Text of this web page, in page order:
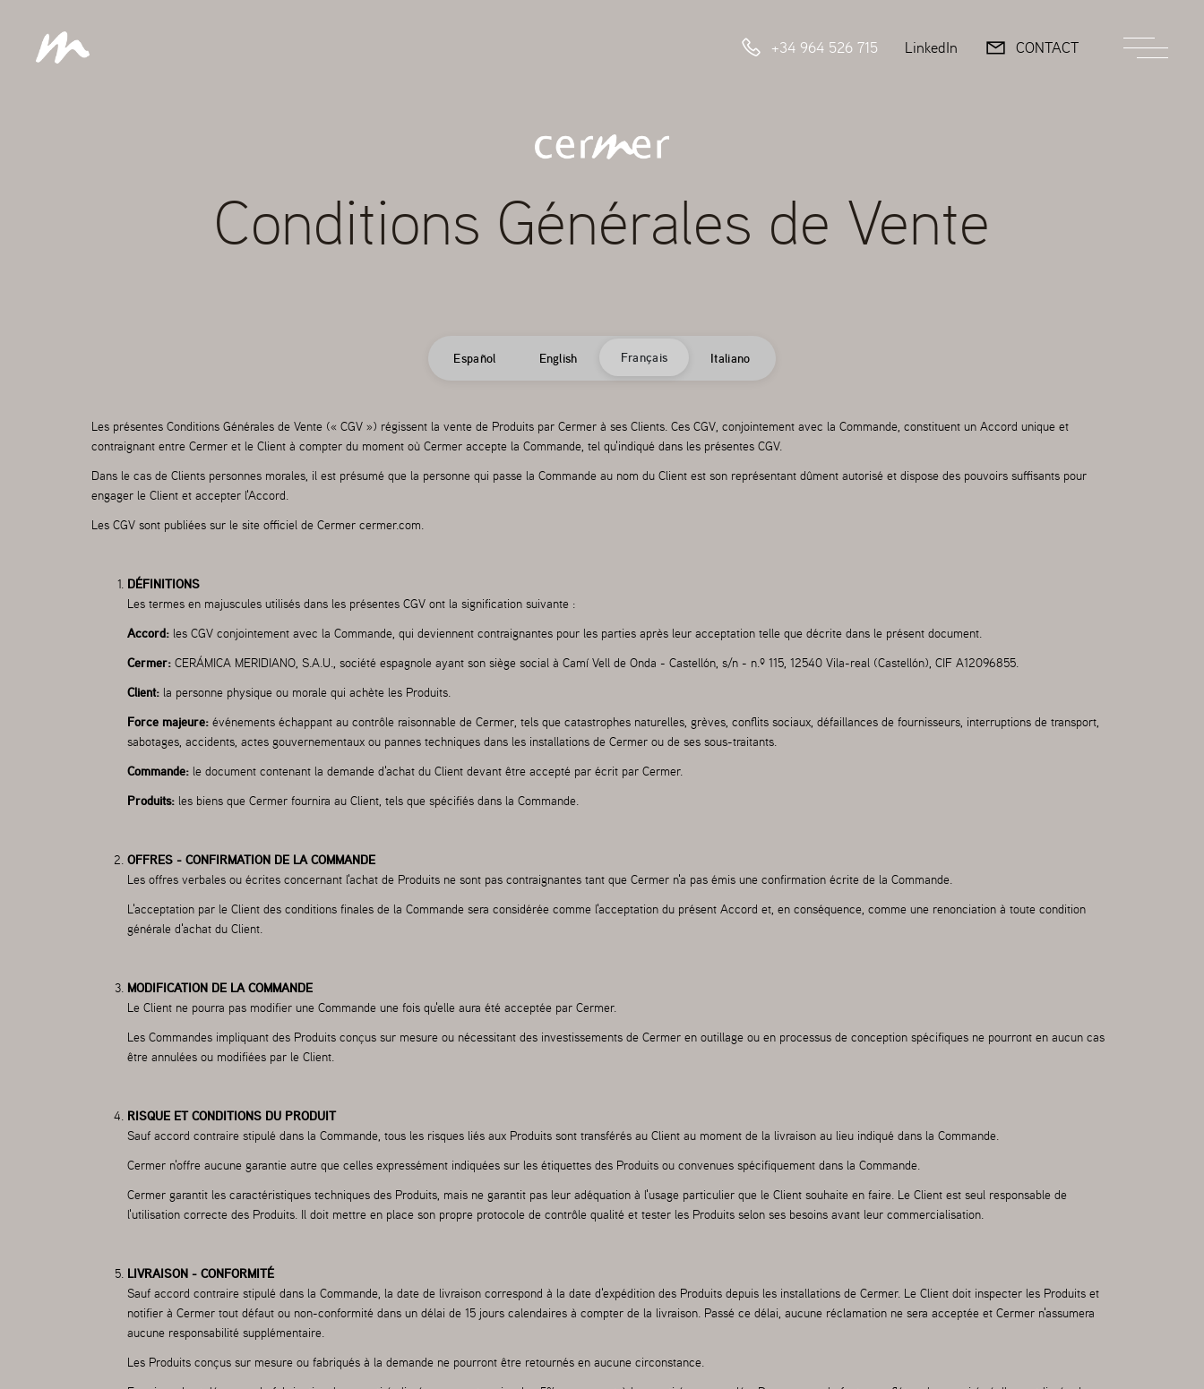
+34 964 526 715 LinkedIn CONTACT
Conditions Générales de Vente
Español English Français Italiano
Les présentes Conditions Générales de Vente (« CGV ») régissent la vente de Produits par Cermer à ses Clients. Ces CGV, conjointement avec la Commande, constituent un Accord unique et
contraignant entre Cermer et le Client à compter du moment où Cermer accepte la Commande, tel qu'indiqué dans les présentes CGV.
Dans le cas de Clients personnes morales, il est présumé que la personne qui passe la Commande au nom du Client est son représentant dûment autorisé et dispose des pouvoirs suffisants pour
engager le Client et accepter l'Accord.
Les CGV sont publiées sur le site officiel de Cermer cermer.com.
DÉFINITIONS
Les termes en majuscules utilisés dans les présentes CGV ont la signification suivante :
Accord: les CGV conjointement avec la Commande, qui deviennent contraignantes pour les parties après leur acceptation telle que décrite dans le présent document.
Cermer: CERÁMICA MERIDIANO, S.A.U., société espagnole ayant son siège social à Camí Vell de Onda - Castellón, s/n - n.º 115, 12540 Vila-real (Castellón), CIF A12096855.
Client: la personne physique ou morale qui achète les Produits.
Force majeure: événements échappant au contrôle raisonnable de Cermer, tels que catastrophes naturelles, grèves, conflits sociaux, défaillances de fournisseurs, interruptions de transport,
sabotages, accidents, actes gouvernementaux ou pannes techniques dans les installations de Cermer ou de ses sous-traitants.
Commande: le document contenant la demande d'achat du Client devant être accepté par écrit par Cermer.
Produits: les biens que Cermer fournira au Client, tels que spécifiés dans la Commande.
OFFRES - CONFIRMATION DE LA COMMANDE
Les offres verbales ou écrites concernant l'achat de Produits ne sont pas contraignantes tant que Cermer n'a pas émis une confirmation écrite de la Commande.
L'acceptation par le Client des conditions finales de la Commande sera considérée comme l'acceptation du présent Accord et, en conséquence, comme une renonciation à toute condition
générale d'achat du Client.
MODIFICATION DE LA COMMANDE
Le Client ne pourra pas modifier une Commande une fois qu'elle aura été acceptée par Cermer.
Les Commandes impliquant des Produits conçus sur mesure ou nécessitant des investissements de Cermer en outillage ou en processus de conception spécifiques ne pourront en aucun cas
être annulées ou modifiées par le Client.
RISQUE ET CONDITIONS DU PRODUIT
Sauf accord contraire stipulé dans la Commande, tous les risques liés aux Produits sont transférés au Client au moment de la livraison au lieu indiqué dans la Commande.
Cermer n'offre aucune garantie autre que celles expressément indiquées sur les étiquettes des Produits ou convenues spécifiquement dans la Commande.
Cermer garantit les caractéristiques techniques des Produits, mais ne garantit pas leur adéquation à l'usage particulier que le Client souhaite en faire. Le Client est seul responsable de
l'utilisation correcte des Produits. Il doit mettre en place son propre protocole de contrôle qualité et tester les Produits selon ses besoins avant leur commercialisation.
LIVRAISON - CONFORMITÉ
Sauf accord contraire stipulé dans la Commande, la date de livraison correspond à la date d'expédition des Produits depuis les installations de Cermer. Le Client doit inspecter les Produits et
notifier à Cermer tout défaut ou non-conformité dans un délai de 15 jours calendaires à compter de la livraison. Passé ce délai, aucune réclamation ne sera acceptée et Cermer n'assumera
aucune responsabilité supplémentaire.
Les Produits conçus sur mesure ou fabriqués à la demande ne pourront être retournés en aucune circonstance.